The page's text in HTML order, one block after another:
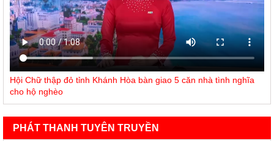
Hội Chữ thập đỏ tỉnh Khánh Hòa bàn giao 5 căn nhà tình nghĩa
cho hộ nghèo
PHÁT THANH TUYÊN TRUYỀN